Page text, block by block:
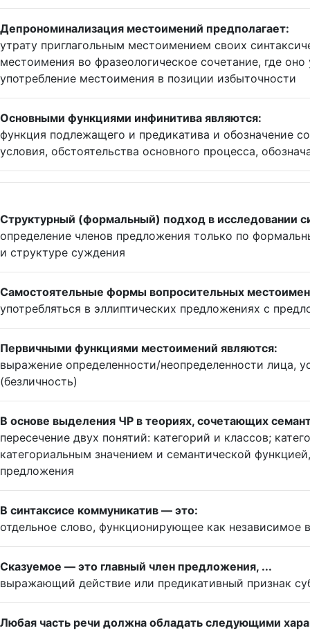
Депрономинализация местоимений предполагает:
утрату приглагольным местоимением своих
местоимения во фразеологическое сочетание, где
употребление местоимения в позиции избыточности
Основными функциями инфинитива являются:
функция подлежащего и предикатива и обозначение
условия, обстоятельства основного процесса,
Структурный (формальный) подход в исследовании
определение членов предложения только по
и структуре суждения
Самостоятельные формы вопросительных
употребляться в эллиптических предложениях с
Первичными функциями местоимений являются:
выражение определенности/неопределенности лица,
(безличность)
В основе выделения ЧР в теориях, сочетающих
пересечение двух понятий: категорий и классов;
категориальным значением и семантической
предложения
В синтаксисе коммуникатив — это:
отдельное слово, функционирующее как независимое
Сказуемое — это главный член предложения, ...
выражающий действие или предикативный признак
Любая часть речи должна обладать следующими